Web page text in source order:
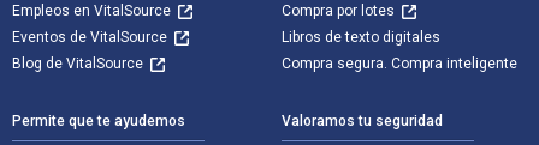
Empleos en VitalSource
Eventos de VitalSource
Blog de VitalSource
Compra por lotes
Libros de texto digitales
Compra segura. Compra inteligente
Permite que te ayudemos Valoramos tu seguridad